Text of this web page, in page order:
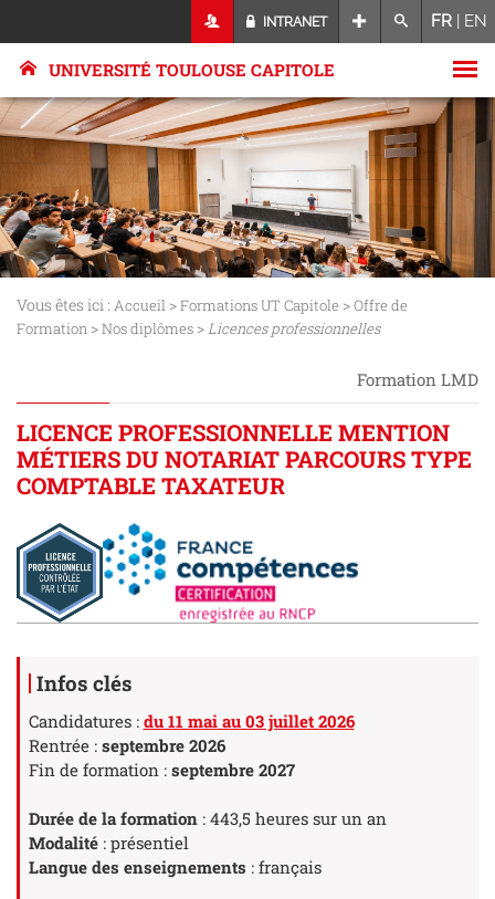
INTRANET FR | EN
UNIVERSITÉ TOULOUSE CAPITOLE
Vous êtes ici : Accueil >Formations UT Capitole >Offre de
Formation >Nos diplômes >Licences professionnelles
Formation LMD
LICENCE PROFESSIONNELLE MENTION
MÉTIERS DU NOTARIAT PARCOURS TYPE
COMPTABLE TAXATEUR
Infos clés
Candidatures : du 11 mai au 03 juillet 2026
Rentrée : septembre 2026
Fin de formation : septembre 2027
Durée de la formation : 443,5 heures sur un an
Modalité : présentiel
Langue des enseignements : français